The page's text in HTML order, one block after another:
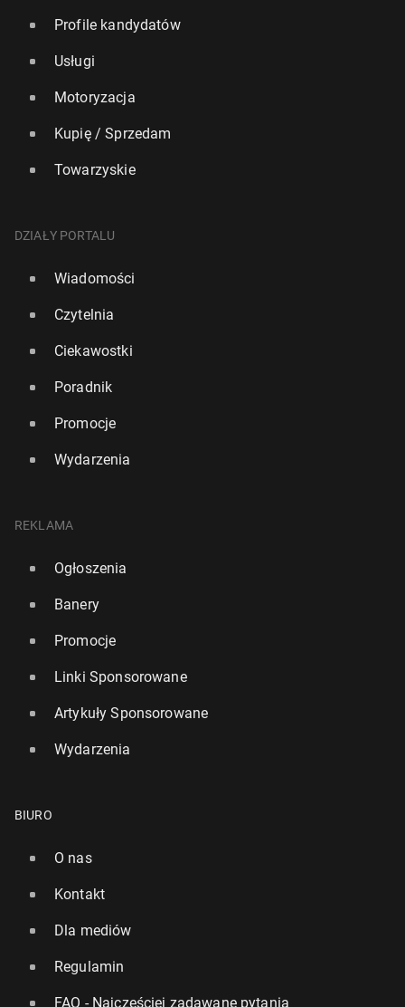
Profile kandydatów
Usługi
Motoryzacja
Kupię / Sprzedam
Towarzyskie
DZIAŁY PORTALU
Wiadomości
Czytelnia
Ciekawostki
Poradnik
Promocje
Wydarzenia
REKLAMA
Ogłoszenia
Banery
Promocje
Linki Sponsorowane
Artykuły Sponsorowane
Wydarzenia
BIURO
O nas
Kontakt
Dla mediów
Regulamin
FAQ - Najczęściej zadawane pytania